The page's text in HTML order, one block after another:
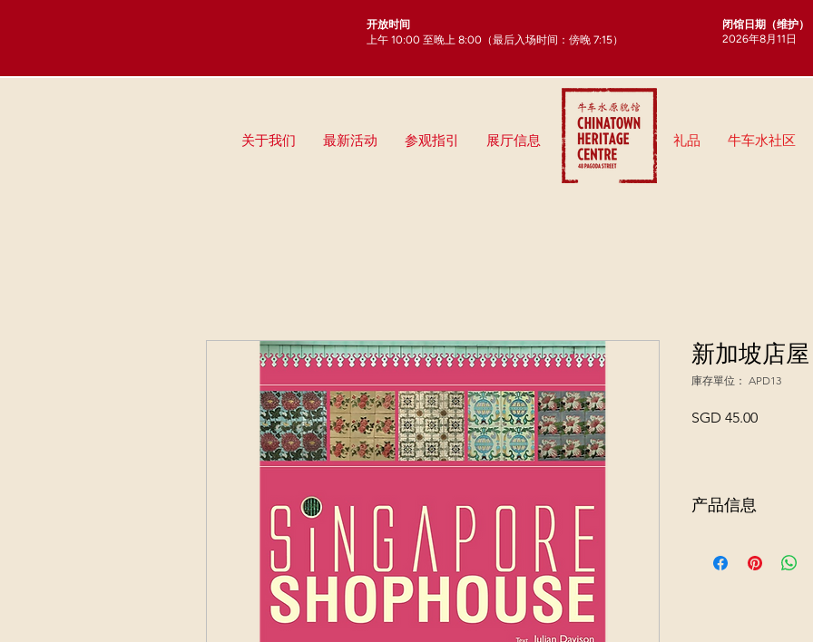
开放时间
上午 10:00 至晚上 8:00（最后入场时间：傍晚 7:15）
闭馆日期（维护）
2026年8月11日
关于我们 最新活动 参观指引 展厅信息 礼品 牛车水社区
新加坡店屋
庫存單位： APD13
SGD 45.00價
产品信息
式。本书追溯了它